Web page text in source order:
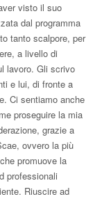
visto il suo
dal programma
tanto scalpore, per
a livello di
lavoro. Gli scrivo
e lui, di fronte a
Ci sentiamo anche
proseguire la mia
grazie a
ovvero la più
promuove la
professionali
Riuscire ad